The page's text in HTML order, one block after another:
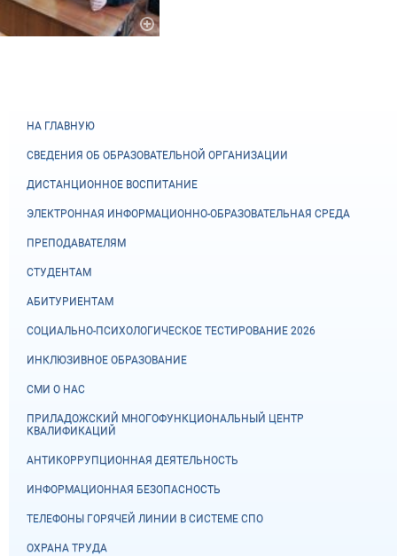
НА ГЛАВНУЮ
СВЕДЕНИЯ ОБ ОБРАЗОВАТЕЛЬНОЙ ОРГАНИЗАЦИИ
ДИСТАНЦИОННОЕ ВОСПИТАНИЕ
ЭЛЕКТРОННАЯ ИНФОРМАЦИОННО-ОБРАЗОВАТЕЛЬНАЯ СРЕДА
ПРЕПОДАВАТЕЛЯМ
СТУДЕНТАМ
АБИТУРИЕНТАМ
СОЦИАЛЬНО-ПСИХОЛОГИЧЕСКОЕ ТЕСТИРОВАНИЕ 2026
ИНКЛЮЗИВНОЕ ОБРАЗОВАНИЕ
СМИ О НАС
ПРИЛАДОЖСКИЙ МНОГОФУНКЦИОНАЛЬНЫЙ ЦЕНТР
КВАЛИФИКАЦИЙ
АНТИКОРРУПЦИОННАЯ ДЕЯТЕЛЬНОСТЬ
ИНФОРМАЦИОННАЯ БЕЗОПАСНОСТЬ
ТЕЛЕФОНЫ ГОРЯЧЕЙ ЛИНИИ В СИСТЕМЕ СПО
ОХРАНА ТРУДА